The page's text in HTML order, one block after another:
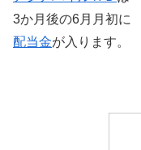
3か月後の6月月初に
配当金が入ります。